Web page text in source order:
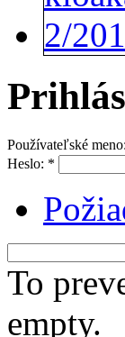
Používateľské meno:
Heslo: *
To
empty.